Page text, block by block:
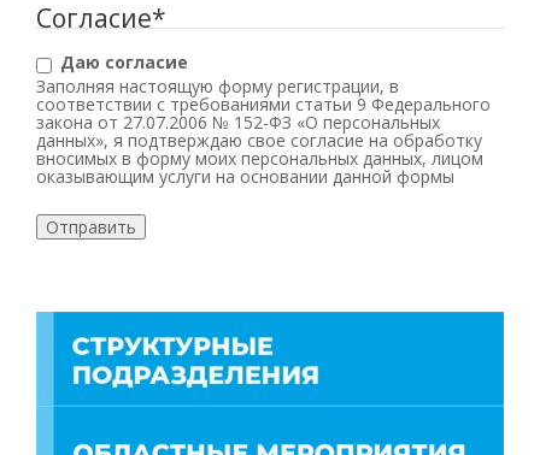
Согласие*
Даю согласие
Заполняя настоящую форму регистрации, в
соответствии с требованиями статьи 9 Федерального
закона от 27.07.2006 № 152-ФЗ «О персональных
данных», я подтверждаю свое согласие на обработку
вносимых в форму моих персональных данных, лицом
оказывающим услуги на основании данной формы